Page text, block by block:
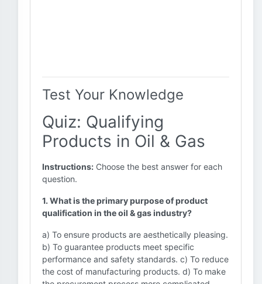
Test Your Knowledge
Quiz: Qualifying
Products in Oil & Gas
Instructions: Choose the best answer for each
question.
1. What is the primary purpose of product
qualification in the oil & gas industry?
a) To ensure products are aesthetically pleasing.
b) To guarantee products meet specific
performance and safety standards. c) To reduce
the cost of manufacturing products. d) To make